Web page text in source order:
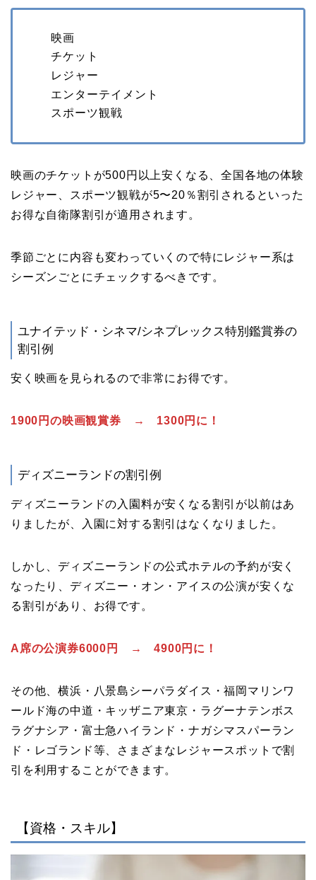
映画
チケット
レジャー
エンターテイメント
スポーツ観戦
映画のチケットが500円以上安くなる、全国各地の体験
レジャー、スポーツ観戦が5〜20％割引されるといった
お得な自衛隊割引が適用されます。
季節ごとに内容も変わっていくので特にレジャー系は
シーズンごとにチェックするべきです。
ユナイテッド・シネマ/シネプレックス特別鑑賞券の
割引例
安く映画を見られるので非常にお得です。
1900円の映画観賞券 → 1300円に！
ディズニーランドの割引例
ディズニーランドの入園料が安くなる割引が以前はあ
りましたが、入園に対する割引はなくなりました。
しかし、ディズニーランドの公式ホテルの予約が安く
なったり、ディズニー・オン・アイスの公演が安くな
る割引があり、お得です。
A席の公演券6000円 → 4900円に！
その他、横浜・八景島シーパラダイス・福岡マリンワ
ールド海の中道・キッザニア東京・ラグーナテンボス
ラグナシア・富士急ハイランド・ナガシマスパーラン
ド・レゴランド等、さまざまなレジャースポットで割
引を利用することができます。
【資格・スキル】